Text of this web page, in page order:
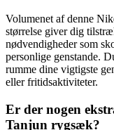
Volumenet af denne
størrelse giver dig
nødvendigheder som
personlige genstande.
rumme dine vigtigste
eller fritidsaktiviteter.
Er der nogen
Tanjun rygsæk?